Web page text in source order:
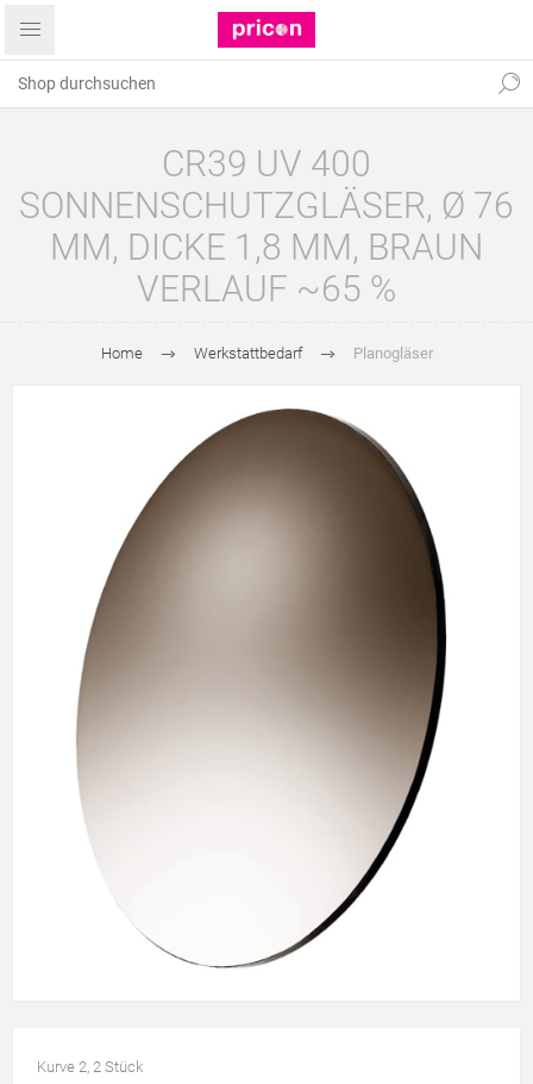
CR39 UV 400
SONNENSCHUTZGLÄSER, Ø 76
MM, DICKE 1,8 MM, BRAUN
VERLAUF ~65 %
Home Werkstattbedarf Planogläser
Kurve 2, 2 Stück